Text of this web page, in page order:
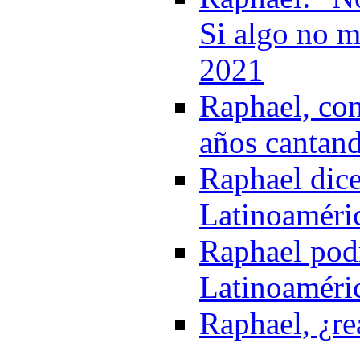
Si algo no
2021
Raphael,
años
Raphael
Raphael
Raphael,